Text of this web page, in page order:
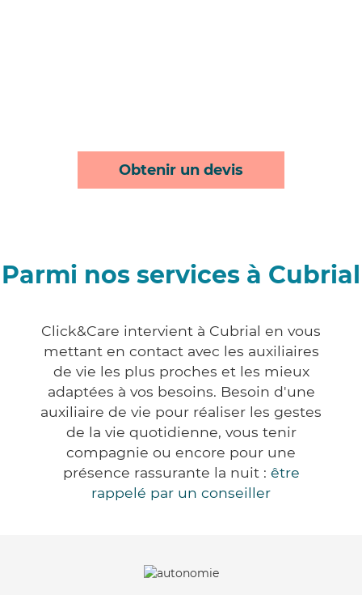
Obtenir un devis
Parmi nos services à Cubrial
Click&Care intervient à Cubrial en vous
mettant en contact avec les auxiliaires
de vie les plus proches et les mieux
adaptées à vos besoins. Besoin d'une
auxiliaire de vie pour réaliser les gestes
de la vie quotidienne, vous tenir
compagnie ou encore pour une
présence rassurante la nuit : être
rappelé par un conseiller